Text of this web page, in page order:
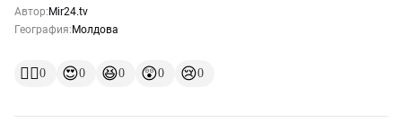
Автор: Mir24.tv
География: Молдова
👍🏻0 😍0 😆0 😲0 😢0